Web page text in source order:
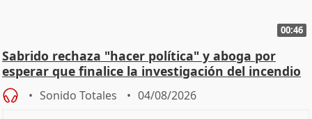
00:46
Sabrido rechaza "hacer política" y aboga por
esperar que finalice la investigación del incendio
Sonido Totales 04/08/2026